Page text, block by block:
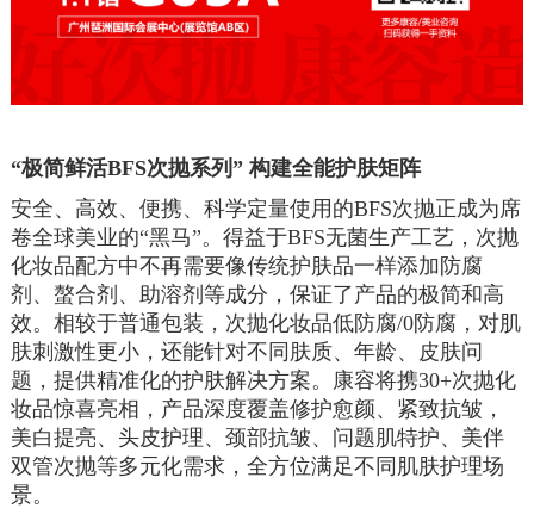
“极简鲜活BFS次抛系列” 构建全能护肤矩阵
安全、高效、便携、科学定量使用的BFS次抛正成为席
卷全球美业的“黑马”。得益于BFS无菌生产工艺，次抛
化妆品配方中不再需要像传统护肤品一样添加防腐
剂、螯合剂、助溶剂等成分，保证了产品的极简和高
效。相较于普通包装，次抛化妆品低防腐/0防腐，对肌
肤刺激性更小，还能针对不同肤质、年龄、皮肤问
题，提供精准化的护肤解决方案。康容将携30+次抛化
妆品惊喜亮相，产品深度覆盖修护愈颜、紧致抗皱，
美白提亮、头皮护理、颈部抗皱、问题肌特护、美伴
双管次抛等多元化需求，全方位满足不同肌肤护理场
景。